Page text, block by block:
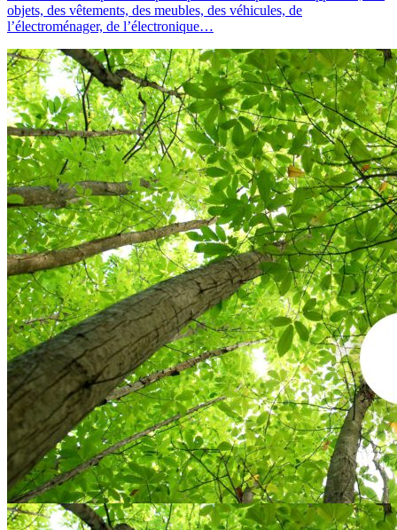
objets, des vêtements, des meubles, des véhicules, de
l’électroménager, de l’électronique…